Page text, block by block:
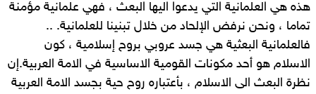
هذه هي العلمانية التي يدعوا اليها البعث ، فهي علمانية مؤمنة
تماما ، ونحن نرفض الإلحاد من خلال تبنينا للعلمانية. ..
فالعلمانية البعثية هي جسد عروبي بروح إسلامية ، كون
الاسلام هو أحد مكونات القومية الاساسية في الامة العربية.إن
نظرة البعث الى الاسلام ، بأعتباره روح حية بجسد الامة العربية